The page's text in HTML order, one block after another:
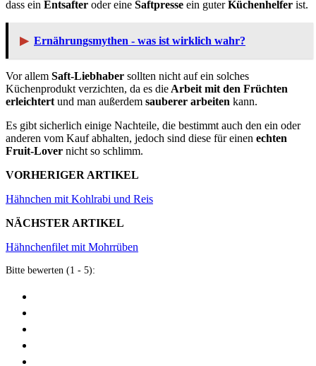
dass ein Entsafter oder eine Saftpresse ein guterKüchenhelfer ist.
▶ Ernährungsmythen - was ist wirklich wahr?
Vor allem Saft-Liebhaber sollten nicht auf ein solches
Küchenprodukt verzichten, da es die Arbeit mit den Früchten
erleichtert und man außerdem sauberer arbeiten kann.
Es gibt sicherlich einige Nachteile, die bestimmt auch den ein oder
anderen vom Kauf abhalten, jedoch sind diese für einen echten
Fruit-Lover nicht so schlimm.
VORHERIGER ARTIKEL
Hähnchen mit Kohlrabi und Reis
NÄCHSTER ARTIKEL
Hähnchenfilet mit Mohrrüben
Bitte bewerten (1 - 5):